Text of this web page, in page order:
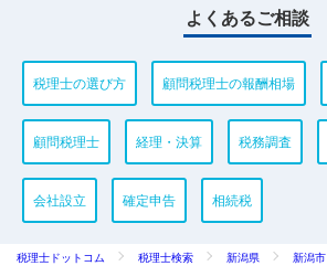
よくあるご相談
税理士の選び方 顧問税理士の報酬相場
顧問税理士 経理・決算 税務調査
会社設立 確定申告 相続税
税理士ドットコム 税理士検索 新潟県 新潟市